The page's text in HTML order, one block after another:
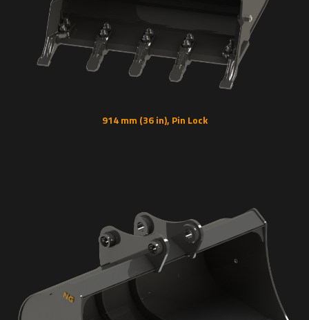
914 mm (36 in), Pin Lock